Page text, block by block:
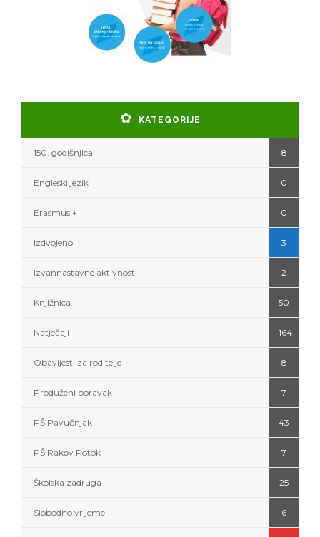
KATEGORIJE
150. godišnjica 8
Engleski jezik 0
Erasmus + 0
Izdvojeno 3
Izvannastavne aktivnosti 2
Knjižnica 50
Natječaji 164
Obavijesti za roditelje 8
Produženi boravak 7
PŠ Pavučnjak 43
PŠ Rakov Potok 7
Školska zadruga 25
Slobodno vrijeme 6